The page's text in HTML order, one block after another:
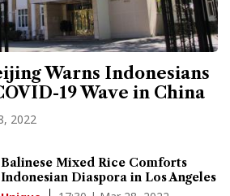
Warns Indonesians
19 Wave in China
2022
Balinese Mixed Rice Comforts
Indonesian Diaspora in Los Angeles